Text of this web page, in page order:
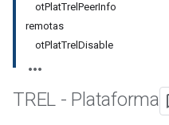
otPlatTrelPeerInfo
remotas
otPlatTrelDisable
TREL - Plataforma